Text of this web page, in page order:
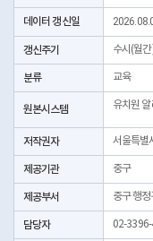
데이터 갱신일
갱신주기 수시(월
분류 교육
원본시스템 유치원 알
저작권자 서울특별
제공기관 중구
제공부서 중구 행
담당자 02-